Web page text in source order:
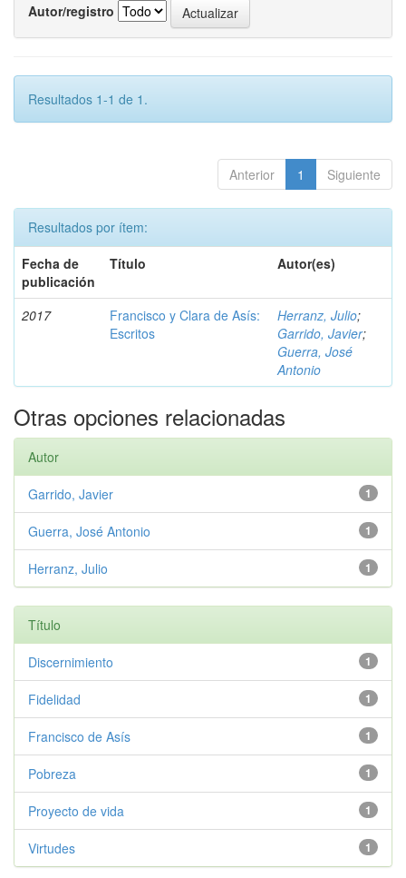
Autor/registro
Resultados 1-1 de 1.
Anterior 1 Siguiente
Resultados por ítem:
Fecha de
publicación
Título Autor(es)
2017
Francisco y Clara de Asís:
Escritos
Herranz, Julio;
Garrido, Javier;
Guerra, José
Antonio
Otras opciones relacionadas
Autor
1
Garrido, Javier
1
Guerra, José Antonio
1
Herranz, Julio
Título
1
Discernimiento
1
Fidelidad
1
Francisco de Asís
1
Pobreza
1
Proyecto de vida
1
Virtudes